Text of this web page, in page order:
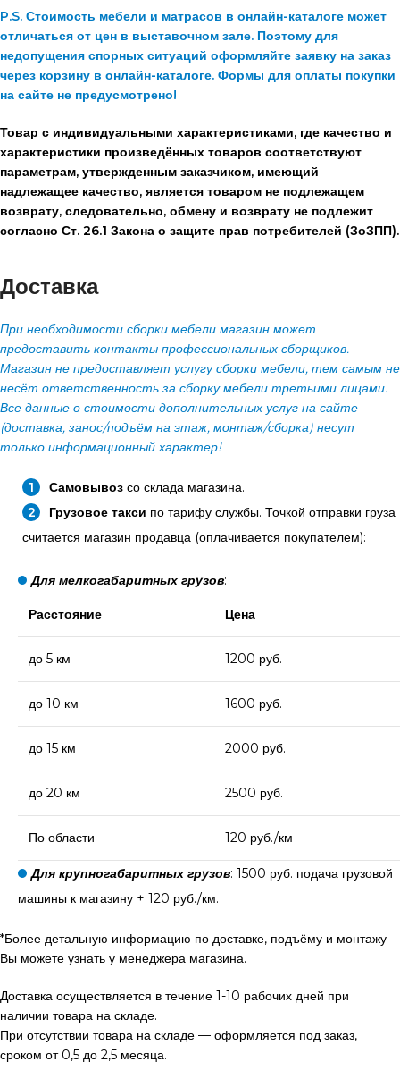
P.S. Стоимость мебели и матрасов в онлайн-каталоге может
отличаться от цен в выставочном зале. Поэтому для
недопущения спорных ситуаций оформляйте заявку на заказ
через корзину в онлайн-каталоге. Формы для оплаты покупки
на сайте не предусмотрено!
Товар с индивидуальными характеристиками, где качество и
характеристики произведённых товаров соответствуют
параметрам, утвержденным заказчиком, имеющий
надлежащее качество, является товаром не подлежащем
возврату, следовательно, обмену и возврату не подлежит
согласно Ст. 26.1 Закона о защите прав потребителей (ЗоЗПП).
Доставка
При необходимости сборки мебели магазин может
предоставить контакты профессиональных сборщиков.
Магазин не предоставляет услугу сборки мебели, тем самым не
несёт ответственность за сборку мебели третьими лицами.
Все данные о стоимости дополнительных услуг на сайте
(доставка, занос/подъём на этаж, монтаж/сборка) несут
только информационный характер!
Самовывоз со склада магазина.
Грузовое такси по тарифу службы. Точкой отправки груза
считается магазин продавца (оплачивается покупателем):
Для мелкогабаритных грузов:
Расстояние Цена
до 5 км 1200 руб.
до 10 км 1600 руб.
до 15 км 2000 руб.
до 20 км 2500 руб.
По области 120 руб./км
Для крупногабаритных грузов: 1500 руб. подача грузовой
машины к магазину + 120 руб./км.
*Более детальную информацию по доставке, подъёму и монтажу
Вы можете узнать у менеджера магазина.
Доставка осуществляется в течение 1-10 рабочих дней при
наличии товара на складе.
При отсутствии товара на складе — оформляется под заказ,
сроком от 0,5 до 2,5 месяца.